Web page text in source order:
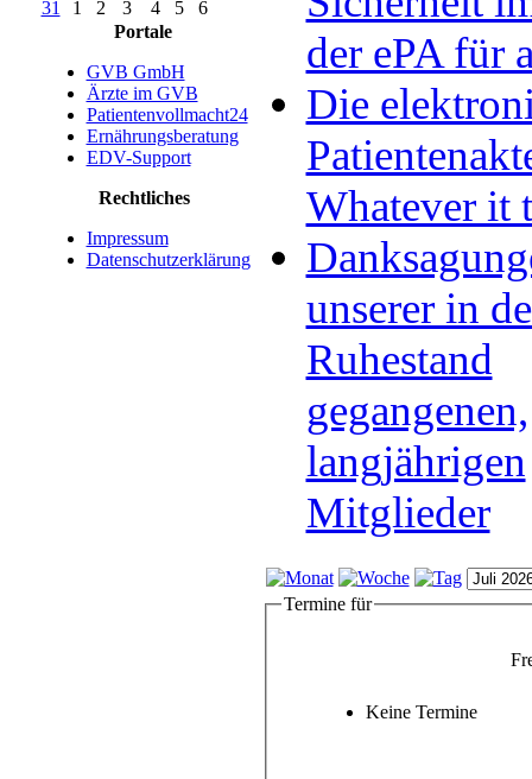
31
1 2 3 4 5
6
Portale
GVB GmbH
Ärzte im GVB
Patientenvollmacht24
Ernährungsberatung
EDV-Support
Rechtliches
Impressum
Datenschutzerklärung
der ePA für
Die
Whatever it
unserer in
Ruhestand
gegangenen,
langjährigen
Mitglieder
Termine für
Keine Termine